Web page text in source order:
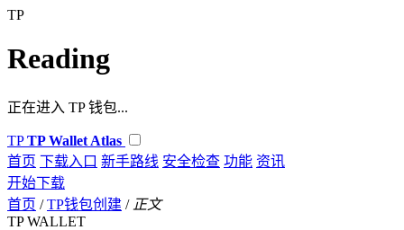
TP
Reading
正在进入 TP 钱包...
TP TP Wallet Atlas
首页 下载入口 新手路线 安全检查 功能 资讯
开始下载
首页 / TP钱包创建 / 正文
TP WALLET